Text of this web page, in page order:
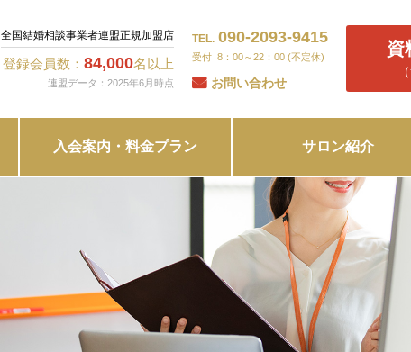
全国結婚相談事業者連盟正規加盟店
登録会員数： 84,000名以上
連盟データ：2025年6月時点
TEL. 090-2093-9415
8：00～22：00 (不定休)
お問い合わせ
資
入会案内・料金プラン サロン紹介